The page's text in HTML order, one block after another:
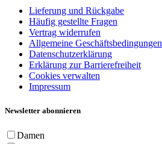
Lieferung und Rückgabe
Häufig gestellte Fragen
Vertrag widerrufen
Allgemeine Geschäftsbedingungen
Datenschutzerklärung
Erklärung zur Barrierefreiheit
Cookies verwalten
Impressum
Newsletter abonnieren
Damen